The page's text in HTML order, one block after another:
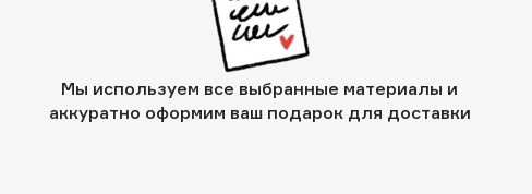
Мы используем все выбранные материалы и
аккуратно оформим ваш подарок для доставки